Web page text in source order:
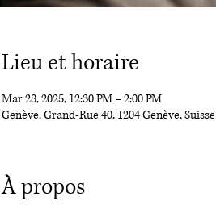
Lieu et horaire
Mar 28, 2025, 12:30 PM – 2:00 PM
Genève, Grand-Rue 40, 1204 Genève, Suisse
À propos